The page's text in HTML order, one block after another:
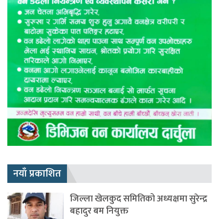
नयाँ प्रकाशित
जिल्ला खेलकुद समितिको अध्यक्षमा सुरेन्द्र
बहादुर बम नियुक्त